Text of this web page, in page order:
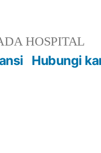
HOSPITAL
Hubungi